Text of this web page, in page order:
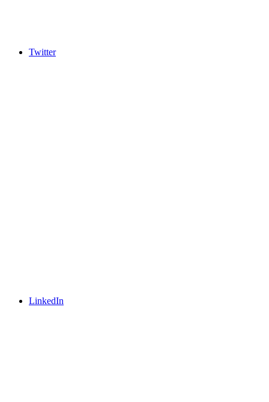
Twitter
LinkedIn